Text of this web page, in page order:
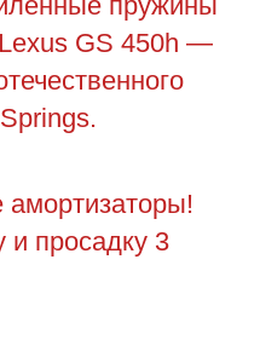
GS 450h —
и просадку 3